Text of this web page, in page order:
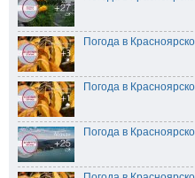
Погода в
Погода в
Погода в